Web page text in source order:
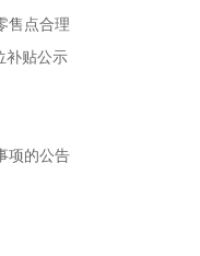
售点合理
补贴公示
项的公告